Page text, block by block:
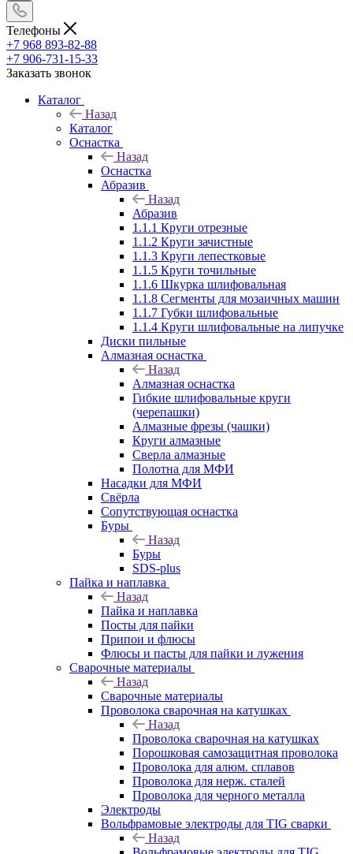
Телефоны
+7 968 893-82-88
+7 906-731-15-33
Заказать звонок
Каталог
Назад
Каталог
Оснастка
Назад
Оснастка
Абразив
Назад
Абразив
1.1.1 Круги отрезные
1.1.2 Круги зачистные
1.1.3 Круги лепестковые
1.1.5 Круги точильные
1.1.6 Шкурка шлифовальная
1.1.8 Сегменты для мозаичных машин
1.1.7 Губки шлифовальные
1.1.4 Круги шлифовальные на липучке
Диски пильные
Алмазная оснастка
Назад
Алмазная оснастка
Гибкие шлифовальные круги
(черепашки)
Алмазные фрезы (чашки)
Круги алмазные
Сверла алмазные
Полотна для МФИ
Насадки для МФИ
Свёрла
Сопутствующая оснастка
Буры
Назад
Буры
SDS-plus
Пайка и наплавка
Назад
Пайка и наплавка
Посты для пайки
Припои и флюсы
Флюсы и пасты для пайки и лужения
Сварочные материалы
Назад
Сварочные материалы
Проволока сварочная на катушках
Назад
Проволока сварочная на катушках
Порошковая самозащитная проволока
Проволока для алюм. сплавов
Проволока для нерж. сталей
Проволока для черного металла
Электроды
Вольфрамовые электроды для TIG сварки
Назад